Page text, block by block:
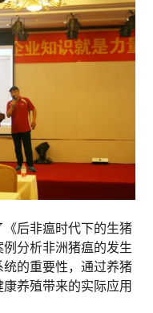
后非瘟时代下的生猪
分析非洲猪瘟的发生
的重要性，通过养猪
养殖带来的实际应用